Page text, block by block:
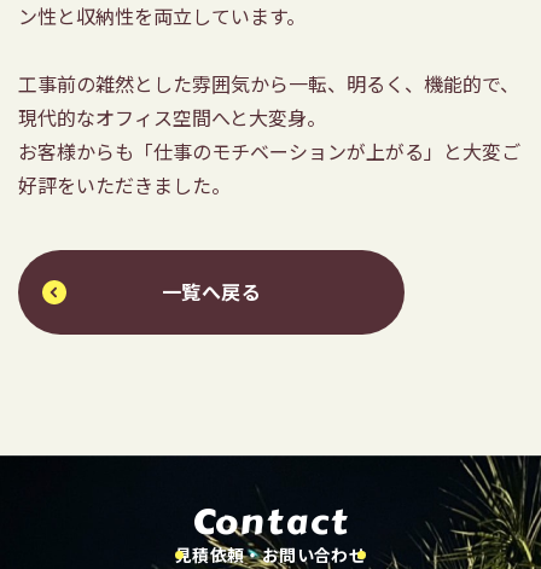
ン性と収納性を両立しています。
工事前の雑然とした雰囲気から一転、明るく、機能的で、
現代的なオフィス空間へと大変身。
お客様からも「仕事のモチベーションが上がる」と大変ご
好評をいただきました。
一覧へ戻る
Contact
見積依頼・お問い合わせ